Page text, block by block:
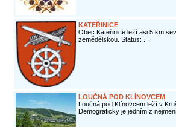
KATEŘINICE
Obec Kateřinice leží asi 5 km
zemědělskou. Status: ...
LOUČNÁ POD KLÍNOVCEM
Loučná pod Klínovcem leží v
Demograficky je jedním z